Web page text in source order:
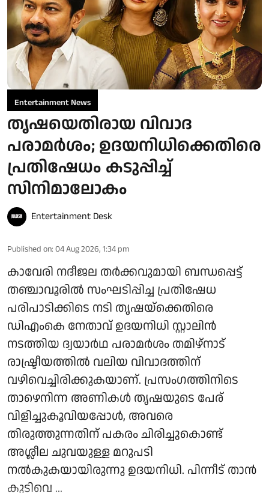
Entertainment News
തൃഷയെതിരായ വിവാദ
പരാമർശം; ഉദയനിധിക്കെതിരെ
പ്രതിഷേധം കടുപ്പിച്ച്
സിനിമാലോകം
Entertainment Desk
Published on: 04 Aug 2026, 1:34 pm
കാവേരി നദീജല തർക്കവുമായി ബന്ധപ്പെട്ട്
തഞ്ചാവൂരിൽ സംഘടിപ്പിച്ച പ്രതിഷേധ
പരിപാടിക്കിടെ നടി തൃഷയ്‌ക്കെതിരെ
ഡിഎംകെ നേതാവ് ഉദയനിധി സ്റ്റാലിൻ
നടത്തിയ ദ്വയാർഥ പരാമർശം തമിഴ്‌നാട്
രാഷ്ട്രീയത്തിൽ വലിയ വിവാദത്തിന്
വഴിവെച്ചിരിക്കുകയാണ്. പ്രസംഗത്തിനിടെ
താഴെനിന്ന അണികൾ തൃഷയുടെ പേര്
വിളിച്ചുകൂവിയപ്പോൾ, അവരെ
തിരുത്തുന്നതിന് പകരം ചിരിച്ചുകൊണ്ട്
അശ്ലീല ചുവയുള്ള മറുപടി
നൽകുകയായിരുന്നു ഉദയനിധി. പിന്നീട് താൻ
കുടിവെ ...